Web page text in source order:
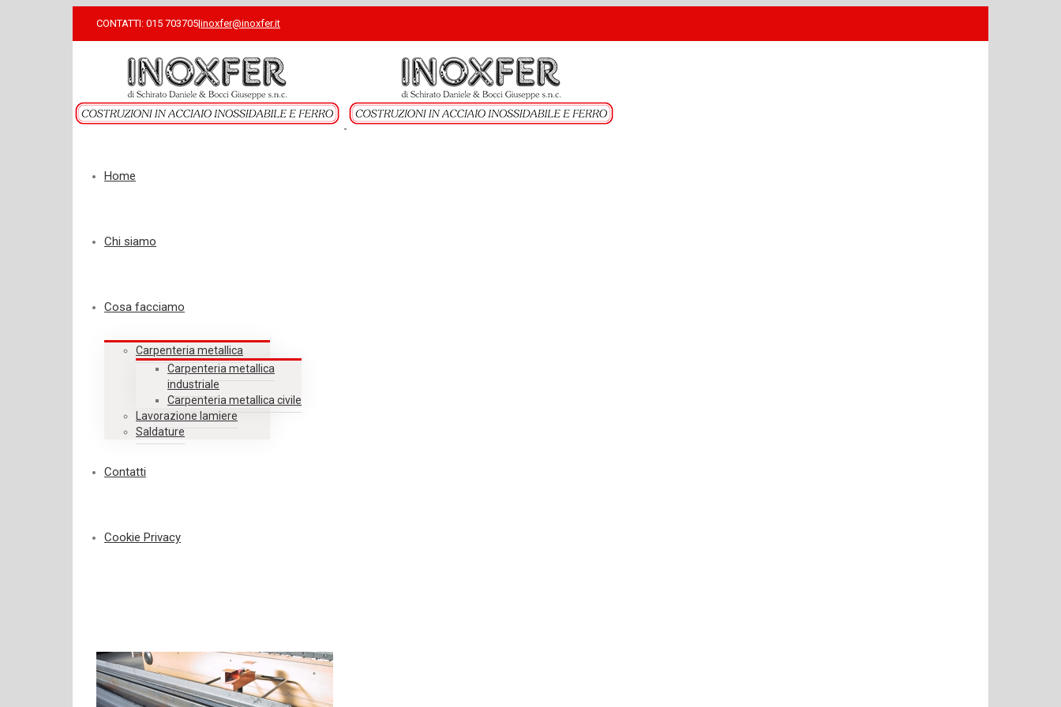
CONTATTI: 015 703705|inoxfer@inoxfer.it
Home
Chi siamo
Cosa facciamo
Carpenteria metallica
Carpenteria metallica
industriale
Carpenteria metallica civile
Lavorazione lamiere
Saldature
Contatti
Cookie Privacy